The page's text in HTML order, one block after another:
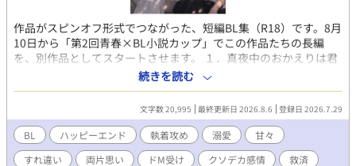
https://www.alphapolis.co.jp/novel/547033129/76679783 【完
結可】異世界召喚された聖女の俺、再会を約束した騎士にもう一
度会いに行ったら男の姿のままでした。
https://www.alphapolis.co.jp/novel/547033129/551007068
作品がスピンオフ形式でつながった、短編BL集（R18）です。8月
10日から「第2回青春×BL小説カップ」でこの作品たちの長編
を、別作品としてスタートさせます。 １．真夜中のおかえりは君
から 青木佑は気の迷いで、隣の部屋に居着いているヒモのトキを
部屋にあげてしまう。トキは、陸上部で短距離走をしていた時の
初恋の少年に似た銀髪で、佑は二人を重ねていた。ついには体の
関係も持ってしまうが、身代わりにしている罪悪感が消えない。
しかし、トキには秘密があった。 約束を守れなかった男と、約束
を忘れられなかった男の切ないBL。 ２. さよならの続きは、まだ
知らない 大学３年で他の大学に編入した春野凪。そこで高校時代
続きを読む
文字数 20,995 最終更新日 2026.8.6 登録日 2026.7.29
BL ハッピーエンド 執着攻め 溺愛
甘々
すれ違い
両片思い ドM受け クソデカ感情 救済